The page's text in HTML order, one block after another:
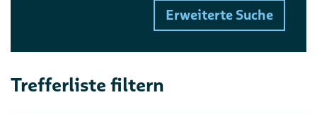
Erweiterte Suche
Trefferliste filtern